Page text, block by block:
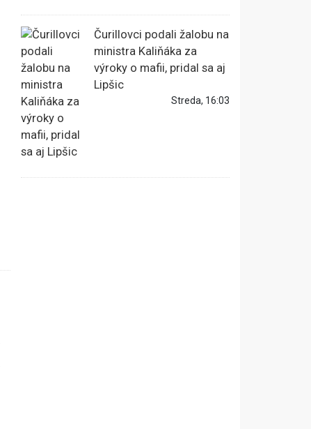
Čurillovci podali žalobu na
ministra Kaliňáka za
výroky o mafii, pridal sa aj
Lipšic
Streda, 16:03